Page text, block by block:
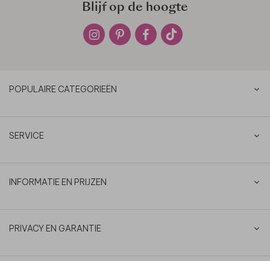
Blijf op de hoogte
POPULAIRE CATEGORIEËN
SERVICE
INFORMATIE EN PRIJZEN
PRIVACY EN GARANTIE